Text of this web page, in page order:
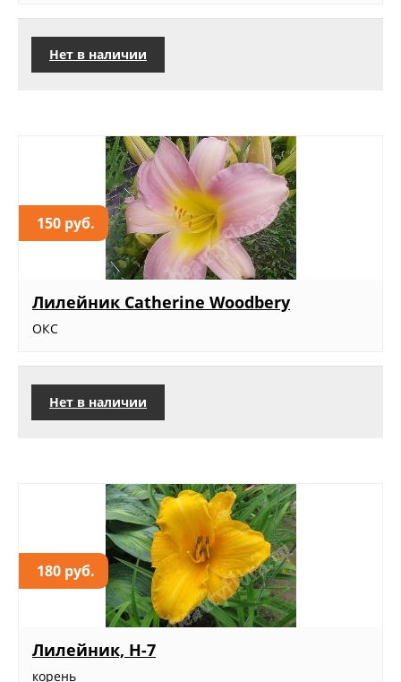
Нет в наличии
150 руб.
Лилейник Catherine Woodbery
ОКС
Нет в наличии
180 руб.
Лилейник, Н-7
корень